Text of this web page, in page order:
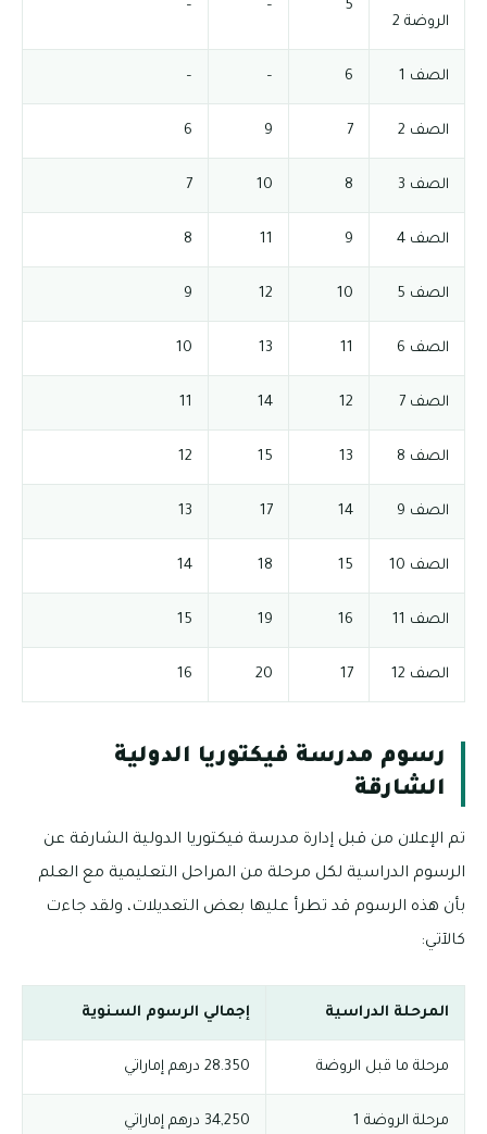
الروضة 2
5
–
–
الصف 1 6
–
–
الصف 2 7
9
6
الصف 3 8
10
7
الصف 4 9
11
8
الصف 5 10
12
9
الصف 6 11
13
10
الصف 7 12
14
11
الصف 8 13
15
12
الصف 9 14
17
13
الصف 10 15
18
14
الصف 11 16
19
15
الصف 12 17
20
16
رسوم مدرسة فيكتوريا الدولية
الشارقة
تم الإعلان من قبل إدارة مدرسة فيكتوريا الدولية الشارقة عن
الرسوم الدراسية لكل مرحلة من المراحل التعليمية مع العلم
بأن هذه الرسوم قد تطرأ عليها بعض التعديلات، ولقد جاءت
كالآتي:
المرحلة الدراسية إجمالي الرسوم السنوية
مرحلة ما قبل الروضة 28.350 درهم إماراتي
مرحلة الروضة 1 34,250 درهم إماراتي